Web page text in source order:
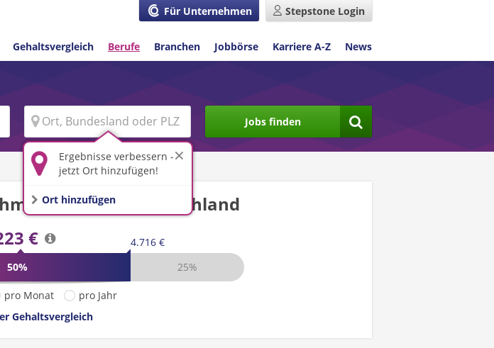
Für Unternehmen Stepstone Login
Gehaltsvergleich Berufe Branchen Jobbörse Karriere A-Z News
Ergebnisse verbessern -
jetzt Ort hinzufügen!
Ort hinzufügen
Jobs finden
frauin Deutschland
€
4.716 €
50% 25%
pro Monat
pro Jahr
Gehaltsvergleich